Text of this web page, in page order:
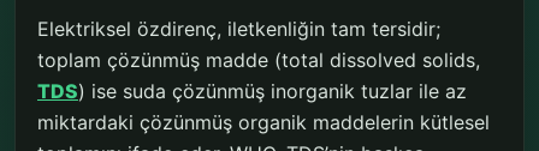
Elektriksel özdirenç, iletkenliğin tam tersidir;
toplam çözünmüş madde (total dissolved solids,
TDS) ise suda çözünmüş inorganik tuzlar ile az
miktardaki çözünmüş organik maddelerin kütlesel